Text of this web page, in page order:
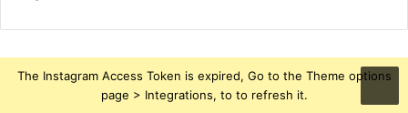
The Instagram Access Token is expired, Go to the Theme options
page > Integrations, to to refresh it.